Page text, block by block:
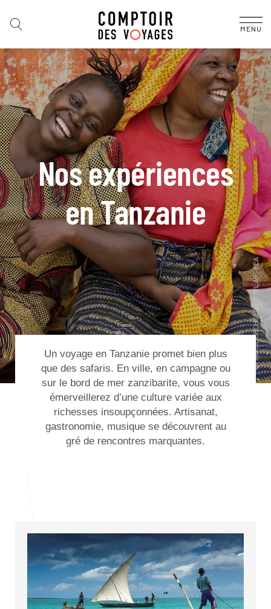
MENU
Nos expériences
en Tanzanie
Un voyage en Tanzaniepromet bien plus
que des safaris. En ville, en campagne ou
sur le bord de mer zanzibarite, vous vous
émerveillerez d’une culture variée aux
richesses insoupçonnées. Artisanat,
gastronomie, musique se découvrent au
gré de rencontres marquantes.